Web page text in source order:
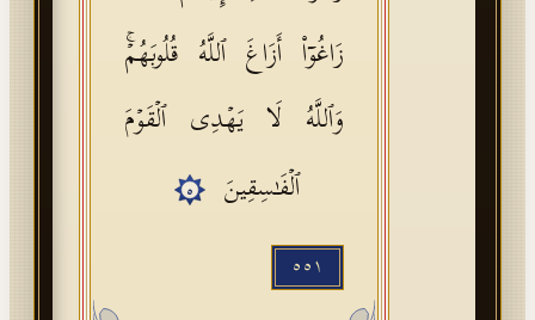
زَاغُوۤا۟ أَزَاغَ ٱللَّهُ قُلُوبَهُمۡۚ
وَٱللَّهُ لَا یَهۡدِی ٱلۡقَوۡمَ
ٱلۡفَـٰسِقِینَ
٥
٥٥١